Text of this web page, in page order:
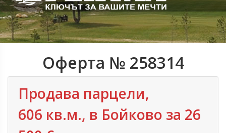
Оферта № 258314
Продава парцели,
606 кв.м., в Бойково за 26